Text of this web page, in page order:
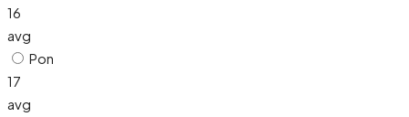
16
avg
Pon
17
avg